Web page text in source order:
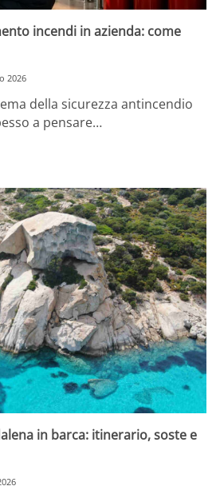
incendi in azienda: come
2026
della sicurezza antincendio
a pensare…
in barca: itinerario, soste e